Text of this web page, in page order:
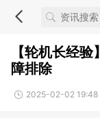
【轮机长经
障排除
2025-02-02 19:48